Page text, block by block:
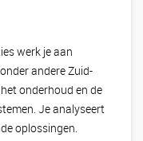
werk je aan
andere Zuid-
onderhoud en de
Je analyseert
oplossingen.